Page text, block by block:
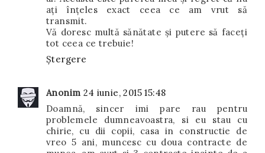
ați înțeles exact ceea ce am vrut să
transmit.
Vă doresc multă sănătate și putere să faceți
tot ceea ce trebuie!
Ștergere
Anonim 24 iunie, 2015 15:48
Doamnă, sincer imi pare rau pentru
problemele dumneavoastra, si eu stau cu
chirie, cu dii copii, casa in constructie de
vreo 5 ani, muncesc cu doua contracte de